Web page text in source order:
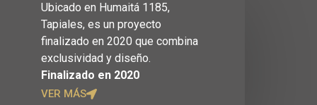
Ubicado en Humaitá 1185,
Tapiales, es un proyecto
finalizado en 2020 que combina
exclusividad y diseño.
Finalizado en 2020
VER MÁS